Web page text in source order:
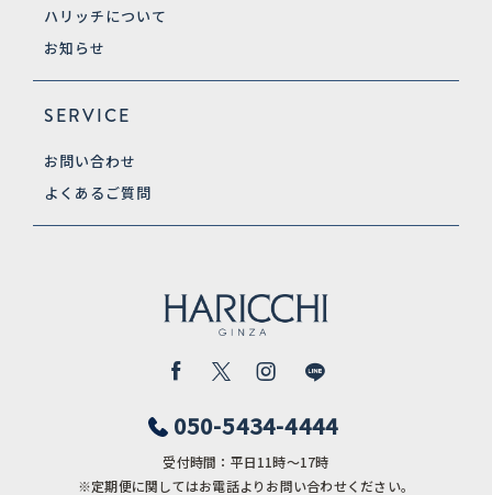
050-5434-4444
受付時間：平日11時〜17時
※定期便に関してはお電話よりお問い合わせください。
ハリッチについて
お知らせ
SERVICE
お問い合わせ
よくあるご質問